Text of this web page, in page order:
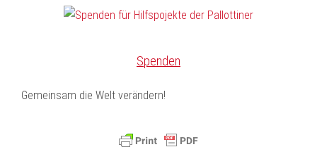
Spenden
Gemeinsam die Welt verändern!